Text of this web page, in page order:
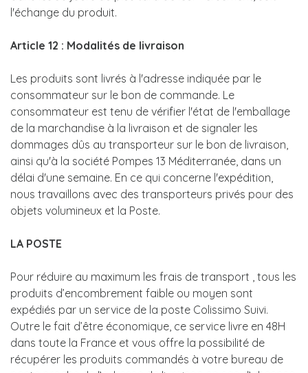
l'échange du produit.
Article 12 : Modalités de livraison
Les produits sont livrés à l'adresse indiquée par le
consommateur sur le bon de commande. Le
consommateur est tenu de vérifier l'état de l'emballage
de la marchandise à la livraison et de signaler les
dommages dûs au transporteur sur le bon de livraison,
ainsi qu'à la société Pompes 13 Méditerranée, dans un
délai d'une semaine. En ce qui concerne l'expédition,
nous travaillons avec des transporteurs privés pour des
objets volumineux et la Poste.
LA POSTE
Pour réduire au maximum les frais de transport , tous les
produits d’encombrement faible ou moyen sont
expédiés par un service de la poste Colissimo Suivi.
Outre le fait d’être économique, ce service livre en 48H
dans toute la France et vous offre la possibilité de
récupérer les produits commandés à votre bureau de